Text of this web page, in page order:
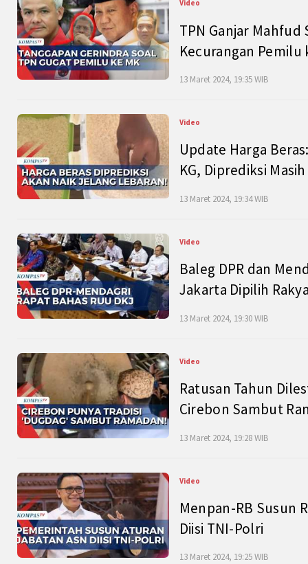
Video
TPN Ganjar Mahfud
Kecurangan Pemilu
13 Maret 2024, 19:35 WIB
Video
Update Harga
KG, Diprediksi
13 Maret 2024, 19:34 WIB
Video
Baleg DPR dan
Jakarta Dipilih
13 Maret 2024, 19:30 WIB
Video
Ratusan Tahun
Cirebon Sambut
13 Maret 2024, 19:28 WIB
Video
Menpan-RB Susun
Diisi TNI-Polri
13 Maret 2024, 19:25 WIB